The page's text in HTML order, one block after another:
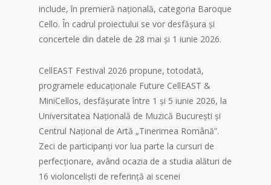
include, în premieră națională, categoria Baroque
Cello. În cadrul proiectului se vor desfășura și
concertele din datele de 28 mai și 1 iunie 2026.
CellEAST Festival 2026 propune, totodată,
programele educaționale Future CellEAST &
MiniCellos, desfășurate între 1 și 5 iunie 2026, la
Universitatea Națională de Muzică București și
Centrul Național de Artă „Tinerimea Română”.
Zeci de participanți vor lua parte la cursuri de
perfecționare, având ocazia de a studia alături de
16 violonceliști de referință ai scenei